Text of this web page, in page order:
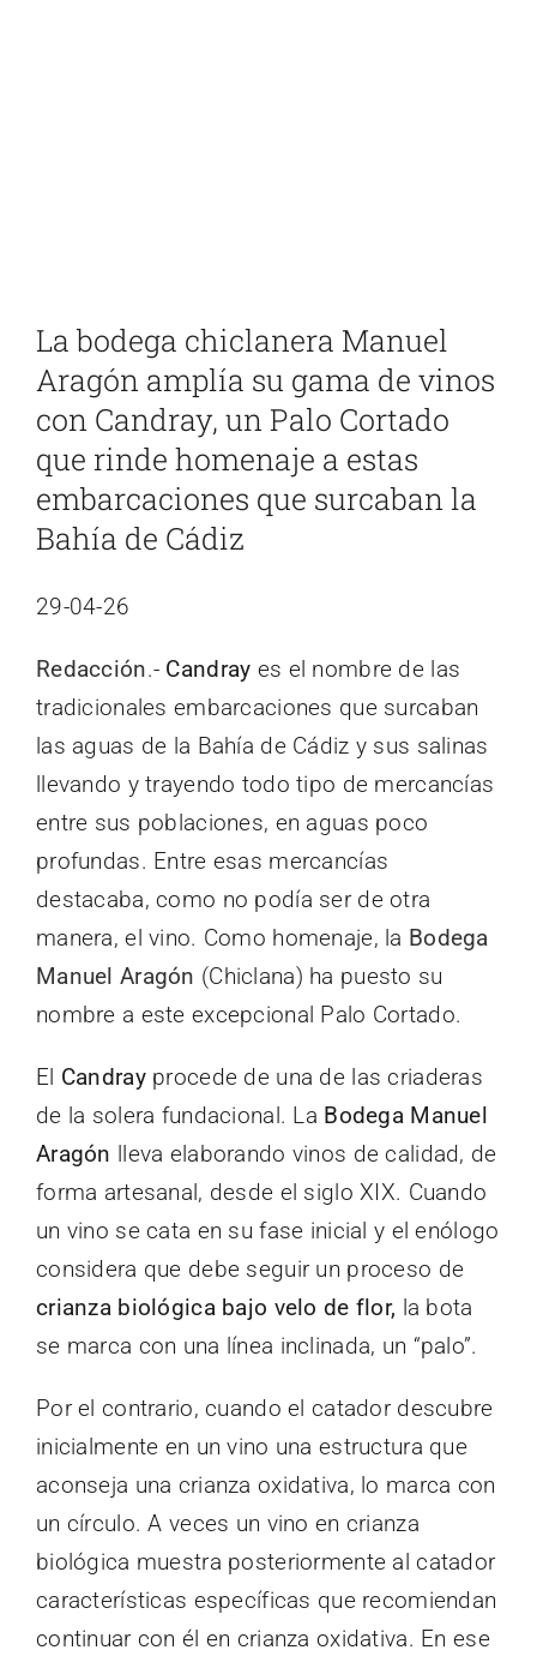
La bodega chiclanera Manuel
Aragón amplía su gama de vinos
con Candray, un Palo Cortado
que rinde homenaje a estas
embarcaciones que surcaban la
Bahía de Cádiz
29-04-26
Redacción.- Candray es el nombre de las
tradicionales embarcaciones que surcaban
las aguas de la Bahía de Cádiz y sus salinas
llevando y trayendo todo tipo de mercancías
entre sus poblaciones, en aguas poco
profundas. Entre esas mercancías
destacaba, como no podía ser de otra
manera, el vino. Como homenaje, la Bodega
Manuel Aragón (Chiclana) ha puesto su
nombre a este excepcional Palo Cortado.
El Candrayprocede de una de las criaderas
de la solera fundacional. La Bodega Manuel
Aragón lleva elaborando vinos de calidad, de
forma artesanal, desde el siglo XIX. Cuando
un vino se cata en su fase inicial y el enólogo
considera que debe seguir un proceso de
crianza biológica bajo velo de flor, la bota
se marca con una línea inclinada, un “palo”.
Por el contrario, cuando el catador descubre
inicialmente en un vino una estructura que
aconseja una crianza oxidativa, lo marca con
un círculo. A veces un vino en crianza
biológica muestra posteriormente al catador
características específicas que recomiendan
continuar con él en crianza oxidativa. En ese